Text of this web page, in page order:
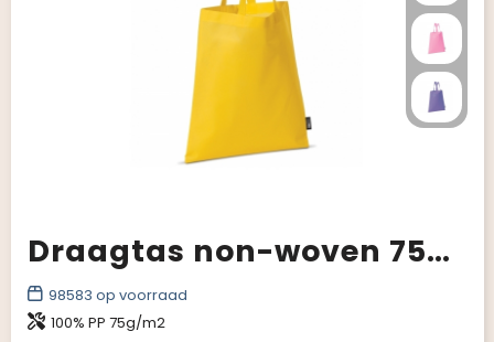
Draagtas non-woven 75g/m²
98583 op voorraad
100% PP 75g/m2